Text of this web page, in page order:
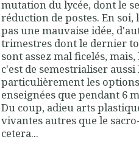
mutation du lycée, dont le
réduction de postes. En
pas une mauvaise idée,
trimestres dont le dernier
sont assez mal ficelés,
c'est de semestrialiser
particulièrement les
enseignées que pendant 6
Du coup, adieu arts
vivantes autres que le
cetera...